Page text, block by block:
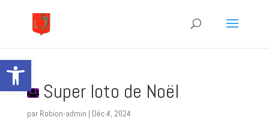
Ouvrir la barre d’outils
Super loto de Noël
par Robion-admin | Déc 4, 2024